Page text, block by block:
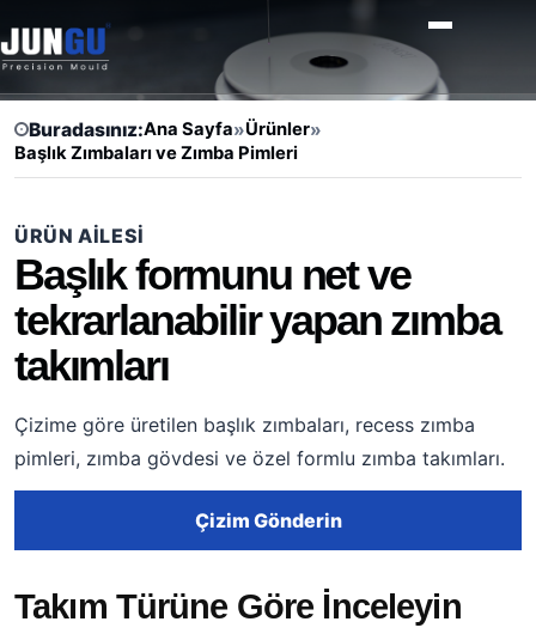
Buradasınız:Ana Sayfa»Ürünler»
Başlık Zımbaları ve Zımba Pimleri
ÜRÜN AILESI
Başlık formunu net ve
tekrarlanabilir yapan zımba
takımları
Çizime göre üretilen başlık zımbaları, recess zımba
pimleri, zımba gövdesi ve özel formlu zımba takımları.
Çizim Gönderin
Takım Türüne Göre İnceleyin